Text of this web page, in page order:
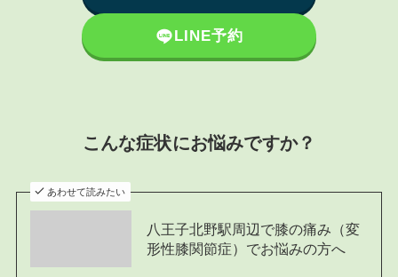
LINE予約
こんな症状にお悩みですか？
あわせて読みたい
八王子北野駅周辺で膝の痛み（変
形性膝関節症）でお悩みの方へ